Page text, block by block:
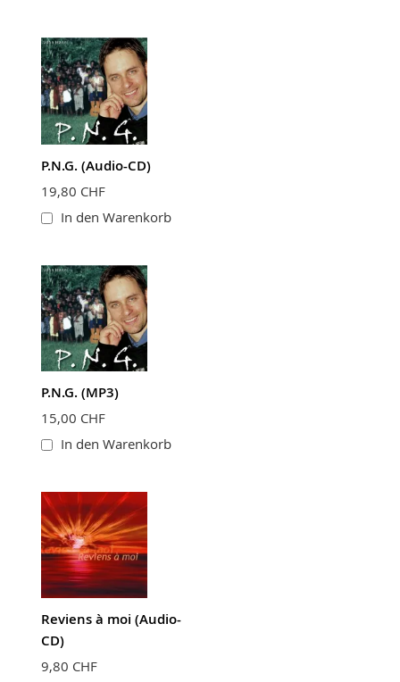
P.N.G. (Audio-CD)
19,80 CHF
In den Warenkorb
P.N.G. (MP3)
15,00 CHF
In den Warenkorb
Reviens à moi (Audio-
CD)
9,80 CHF